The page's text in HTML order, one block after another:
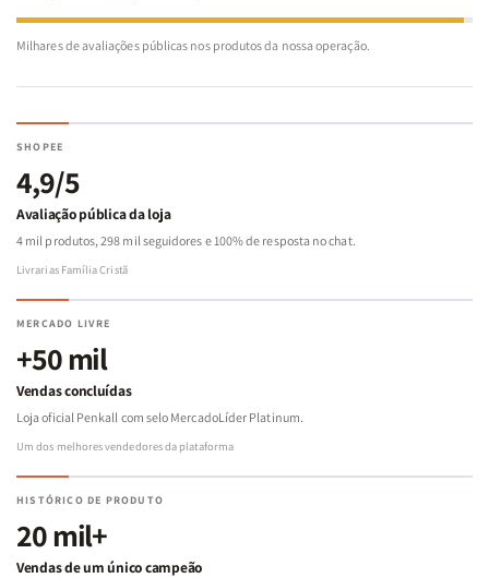
Milhares de avaliações públicas nos produtos da nossa operação.
SHOPEE
4,9/5
Avaliação pública da loja
4 mil produtos, 298 mil seguidores e 100% de resposta no chat.
Livrarias Família Cristã
MERCADO LIVRE
+50 mil
Vendas concluídas
Loja oficial Penkall com selo MercadoLíder Platinum.
Um dos melhores vendedores da plataforma
HISTÓRICO DE PRODUTO
20 mil+
Vendas de um único campeão